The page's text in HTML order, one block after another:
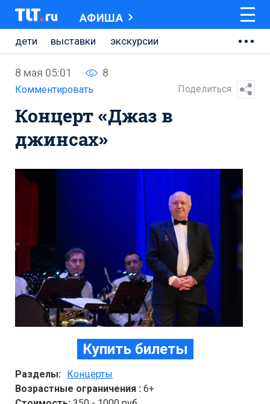
АФИША
дети выставки
экскурсии
искусство
фестивали
8 мая 05:01 8
Комментировать Поделиться
Концерт «Джаз в
джинсах»
Купить билеты
Разделы: Концерты
Возрастные ограничения : 6+